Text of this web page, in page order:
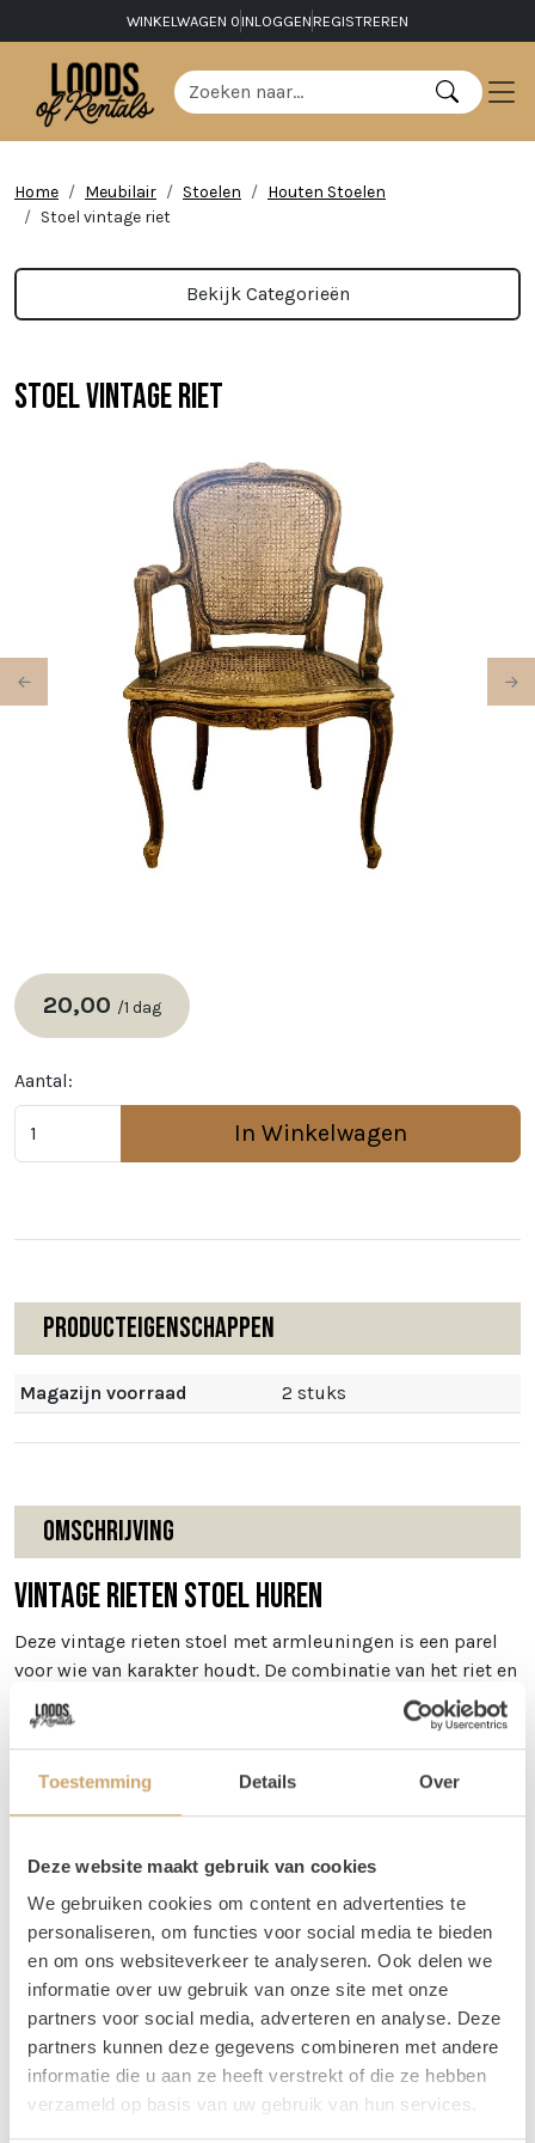
Toestemming Details Over
Deze website maakt gebruik van cookies
We gebruiken cookies om content en advertenties te
personaliseren, om functies voor social media te bieden
en om ons websiteverkeer te analyseren. Ook delen we
informatie over uw gebruik van onze site met onze
partners voor social media, adverteren en analyse. Deze
partners kunnen deze gegevens combineren met andere
informatie die u aan ze heeft verstrekt of die ze hebben
verzameld op basis van uw gebruik van hun services.
WINKELWAGEN 0 INLOGGEN REGISTREREN
Home Meubilair Stoelen
Houten Stoelen
Stoel vintage riet
Bekijk Categorieën
Stoel vintage riet
20,00 /1 dag
Aantal:
In Winkelwagen
Previous
Producteigenschappen
Magazijn voorraad 2 stuks
Omschrijving
Vintage Rieten Stoel Huren
Deze vintage rieten stoel met armleuningen is een parel
voor wie van karakter houdt. De combinatie van het riet en
de klassieke vorm zorgt voor een warme, doorleefde
uitstraling. Geef ’m een ereplekje bij een houten tafel of
gebruik ‘m in een uitnodigend zitje met eenvloerkleed,
banken toffevintage lamp– het soort plek waar je gasten
automatisch naartoe getrokken worden.
Vragen
Mocht je vragen hebben over dit product, dan kun je ons
altijd een berichtje of e-mail sturen. Je kunt ons bereiken
op 06 20 21 73 66 of mail naarinfo@loodsofrentals.nl. We
adviseren je graag!
Verhuur - Hoe werkt het?
Al onze verhuur items huur je voor3 dagen, voor de
prijs van 1!Zo krijg je lekker de tijd om op en af te